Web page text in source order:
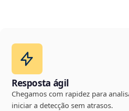
Resposta ágil
Chegamos com rapidez para
iniciar a detecção sem atrasos.